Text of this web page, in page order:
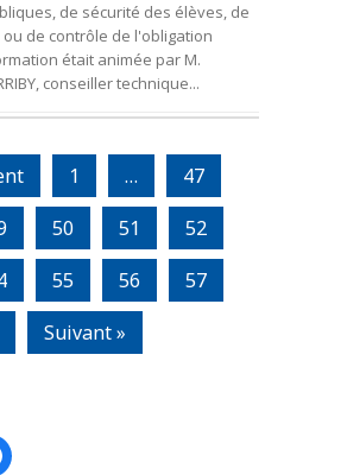
de sécurité des élèves, de
de contrôle de l'obligation
était animée par M.
conseiller technique...
1 …
47
50 51
52
55 56
57
Suivant »